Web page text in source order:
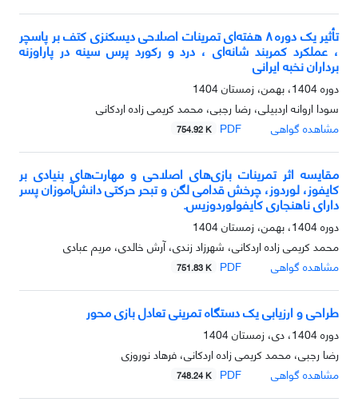
تأثیر یک دوره ۸ هفته‌ای تمرینات اصلاحی دیسکنزی کتف بر پاسچر
، عملکرد کمربند شانه‌ای ، درد و رکورد پرس سینه در پاراوزنه
‌برداران نخبه ایرانی
دوره 1404، بهمن، زمستان 1404
سودا اروانه اردبیلی، رضا رجبی، محمد کریمی زاده اردکانی
مشاهده گواهی
PDF
754.92 K
مقایسه اثر تمرینات بازی‌های اصلاحی و مهارت‌های بنیادی بر
کایفوز، لوردوز، چرخش قدامی لگن و تبحر حرکتی دانش‌آموزان پسر
دارای ناهنجاری کایفولوردوزیس.
دوره 1404، بهمن، زمستان 1404
محمد کریمی زاده اردکانی، شهرزاد زندی، آرش خالدی، مریم عبادی
مشاهده گواهی
PDF
751.83 K
طراحی و ارزیابی یک دستگاه تمرینی تعادل بازی محور
دوره 1404، دی، زمستان 1404
رضا رجبی، محمد کریمی زاده اردکانی، فرهاد نوروزی
مشاهده گواهی
PDF
748.24 K